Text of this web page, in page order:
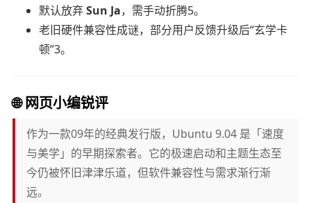
默认放弃Sun Ja，需手动折腾5。
老旧硬件兼容性成谜，部分用户反馈升级后“玄学卡
顿”3。
🌐网页小编锐评
作为一款09年的经典发行版，Ubuntu 9.04 是「速度
与美学」的早期探索者。它的极速启动和主题生态至
今仍被怀旧津津乐道，但软件兼容性与需求渐行渐
远。